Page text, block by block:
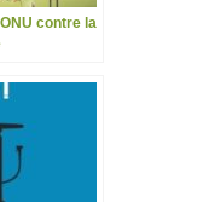
contre la